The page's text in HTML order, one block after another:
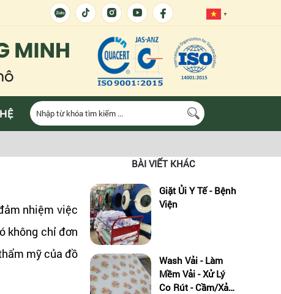
▼
nhiệm việc
không chỉ đơn
mỹ của đồ
BÀI VIẾT KHÁC
Giặt Ủi Y Tế - Bệnh
Viện
Wash Vải - Làm
Mềm Vải - Xử Lý
Co Rút - Cầm/Xả